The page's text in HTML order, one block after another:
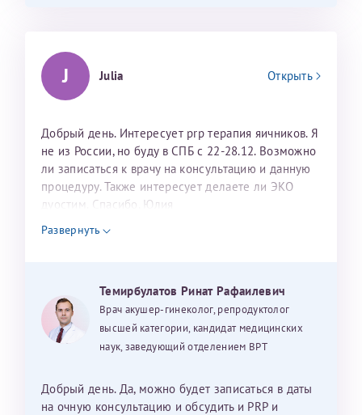
J Julia Открыть
Добрый день. Интересует prp терапия яичников. Я
не из России, но буду в СПБ с 22-28.12. Возможно
ли записаться к врачу на консультацию и данную
процедуру. Также интересует делаете ли ЭКО
дуостим. Спасибо. Юлия
Развернуть
Темирбулатов Ринат Рафаилевич
Врач акушер-гинеколог, репродуктолог
высшей категории, кандидат медицинских
наук, заведующий отделением ВРТ
Добрый день. Да, можно будет записаться в даты
на очную консультацию и обсудить и PRP и